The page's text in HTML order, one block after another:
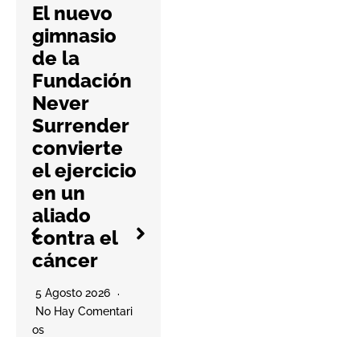
El nuevo
gimnasio
de la
Fundación
Never
Surrender
convierte
el ejercicio
en un
aliado
contra el
cáncer
5 Agosto 2026
No Hay Comentari
Os